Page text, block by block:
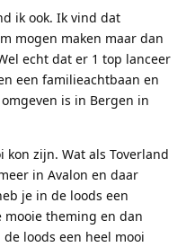
ik ook. Ik vind dat
mogen maken maar dan
echt dat er 1 top lanceer
een familieachtbaan en
is in Bergen in
zijn. Wat als Toverland
in Avalon en daar
je in de loods een
theming en dan
loods een heel mooi